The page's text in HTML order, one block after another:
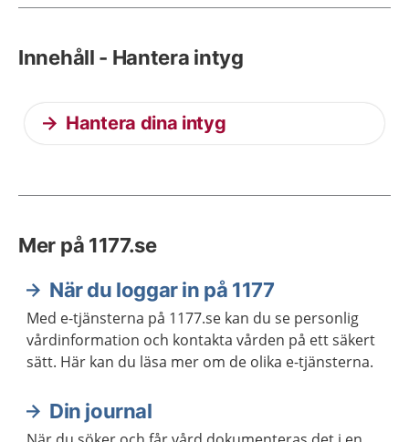
Innehåll - Hantera intyg
Hantera dina intyg
Mer på 1177.se
När du loggar in på 1177
Med e-tjänsterna på 1177.se kan du se personlig
vårdinformation och kontakta vården på ett säkert
sätt. Här kan du läsa mer om de olika e-tjänsterna.
Din journal